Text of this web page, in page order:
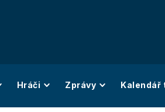
Hráči Zprávy Kalendář